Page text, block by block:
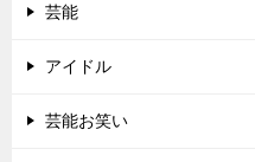
芸能
アイドル
芸能お笑い